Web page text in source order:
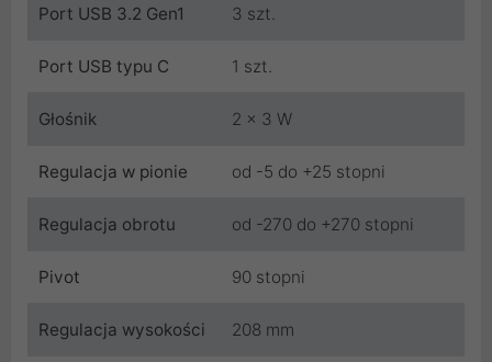
Port USB 3.2 Gen1 3 szt.
Port USB typu C 1 szt.
Głośnik 2 x 3 W
Regulacja w pionie od -5 do +25 stopni
Regulacja obrotu od -270 do +270 stopni
Pivot 90 stopni
Regulacja wysokości 208 mm